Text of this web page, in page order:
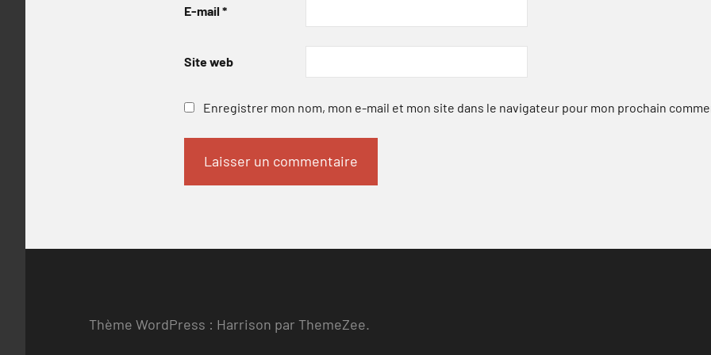
E-mail *
Site web
Enregistrer mon nom, mon e-mail et mon site dans le navigateur pour mon prochain
Thème WordPress : Harrison par ThemeZee.